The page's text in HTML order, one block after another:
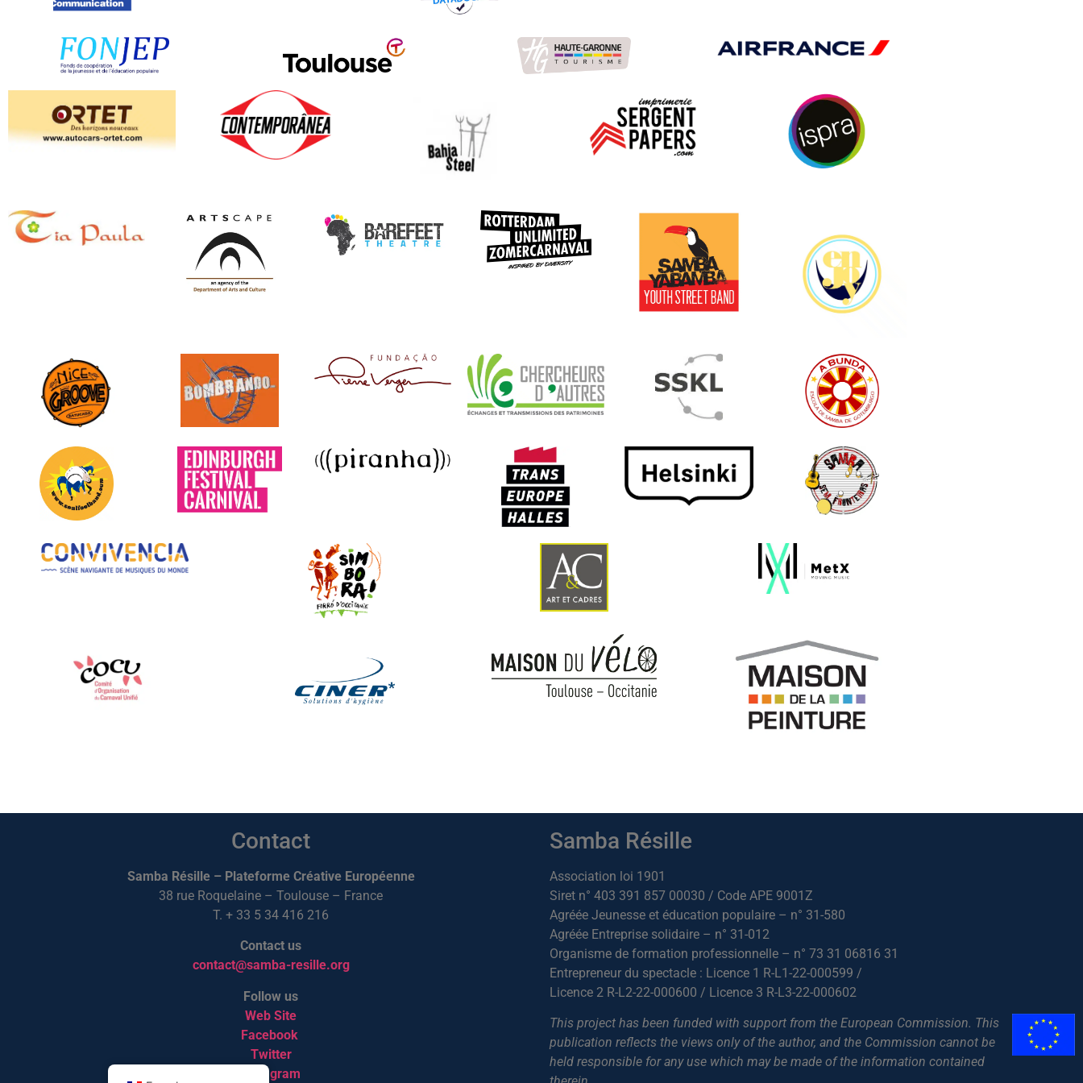
Contact
Samba Résille – Plateforme Créative Européenne
38 rue Roquelaine – Toulouse – France
T. + 33 5 34 416 216
Contact us
contact@samba-resille.org
Follow us
Web Site
Facebook
Twitter
Instagram
Samba Résille
Association loi 1901
Siret n° 403 391 857 00030 / Code APE 9001Z
Agréée Jeunesse et éducation populaire – n° 31-580
Agréée Entreprise solidaire – n° 31-012
Organisme de formation professionnelle – n° 73 31 06816 31
Entrepreneur du spectacle : Licence 1 R-L1-22-000599 /
Licence 2 R-L2-22-000600 / Licence 3 R-L3-22-000602
This project has been funded with support from the European Commission. This
publication reflects the views only of the author, and the Commission cannot be
held responsible for any use which may be made of the information contained